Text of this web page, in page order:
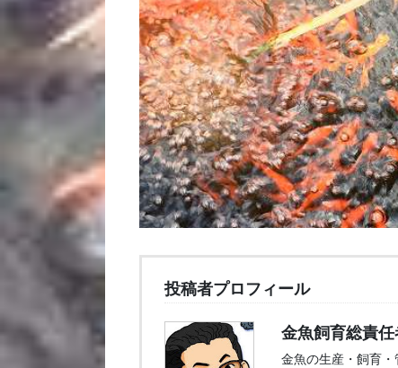
投稿者プロフィール
金魚飼育総責
金魚の生産・飼育・